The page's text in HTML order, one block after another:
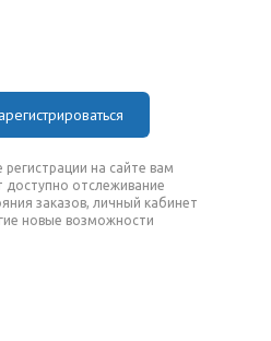
регистрации на сайте вам
доступно отслеживание
заказов, личный кабинет
новые возможности